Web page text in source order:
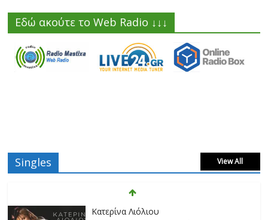
Εδώ ακούτε το Web Radio ↓↓↓
Singles View All
Κατερίνα Λιόλιου